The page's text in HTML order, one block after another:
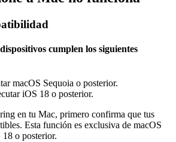
cumplen los siguientes
macOS Sequoia o posterior.
iOS 18 o posterior.
en tu Mac, primero confirma que tus
Esta función es exclusiva de macOS
o posterior.